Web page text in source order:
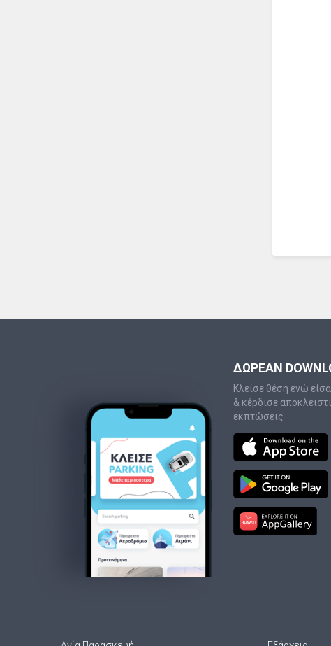
ΔΩΡΕΑΝ
Κλείσε θέση ενώ
& κέρδισε
εκπτώσεις